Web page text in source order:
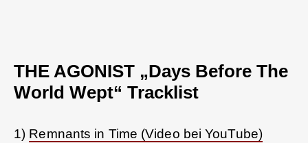
THE AGONIST „Days Before The
World Wept“ Tracklist
1) Remnants in Time (Video bei YouTube)